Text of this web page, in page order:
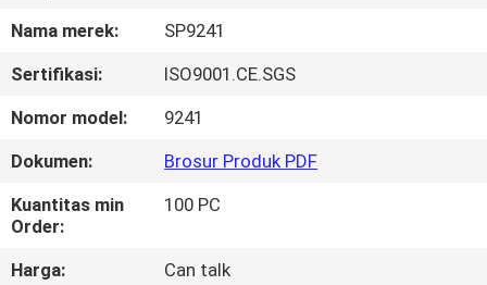
VIDEO
TENTANG
KAMI
TUR
PABRIK
Nama merek:
SP9241
Sertifikasi:
ISO9001.CE.SGS
Nomor model:
9241
Dokumen:
Brosur Produk PDF
Kuantitas min
Order:
100 PC
Harga:
Can talk